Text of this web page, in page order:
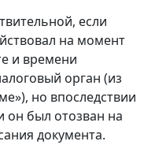
если
на момент
и времени
орган (из
но впоследствии
он был отозван на
документа.